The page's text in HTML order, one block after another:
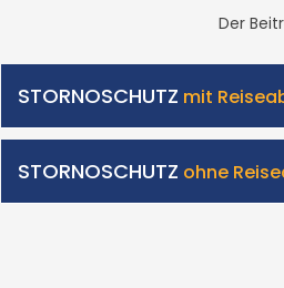
Der
STORNOSCHUTZ mit
STORNOSCHUTZ ohne